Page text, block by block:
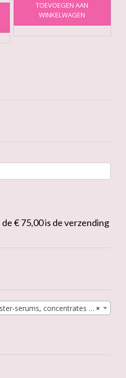
TOEVOEGEN AAN
WINKELWAGEN
€ 75,00 is de verzending
×
serums, concentrates & oils